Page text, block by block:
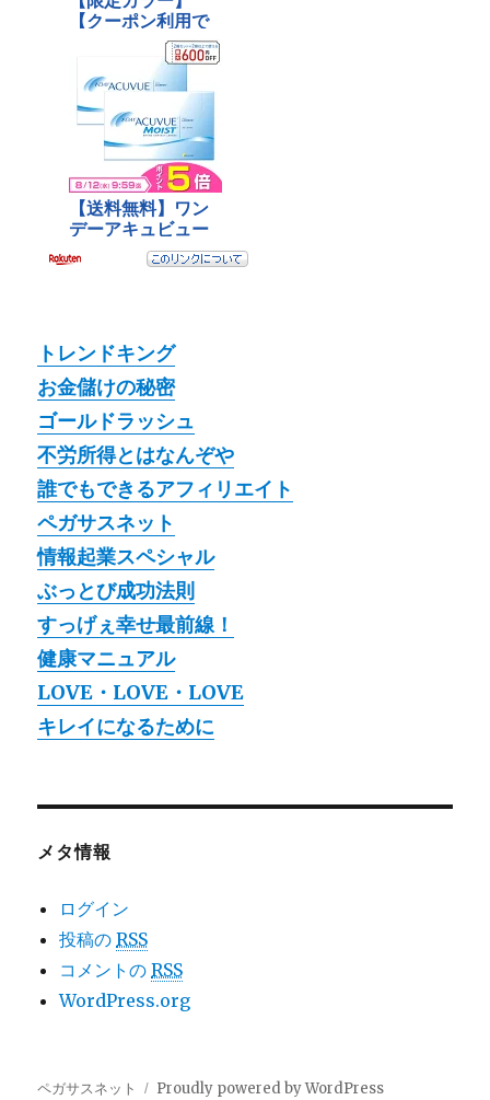
トレンドキング
お金儲けの秘密
ゴールドラッシュ
不労所得とはなんぞや
誰でもできるアフィリエイト
ペガサスネット
情報起業スペシャル
ぶっとび成功法則
すっげぇ幸せ最前線！
健康マニュアル
LOVE・LOVE・LOVE
キレイになるために
メタ情報
ログイン
投稿のRSS
コメントのRSS
WordPress.org
ペガサスネット Proudly powered by WordPress